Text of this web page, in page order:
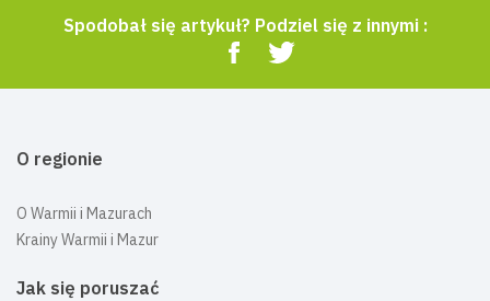
Spodobał się artykuł? Podziel się z innymi :
O regionie
O Warmii i Mazurach
Krainy Warmii i Mazur
Jak się poruszać